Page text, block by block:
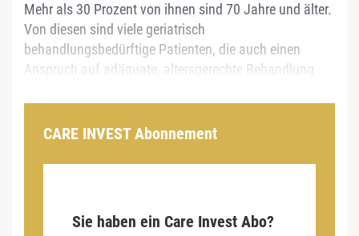
Mehr als 30 Prozent von ihnen sind 70 Jahre und älter.
Von diesen sind viele geriatrisch
behandlungsbedürftige Patienten, die auch einen
Anspruch auf adäquate, altersgerechte Behandlung...
CARE INVEST Abonnement
Sie haben ein Care Invest Abo?